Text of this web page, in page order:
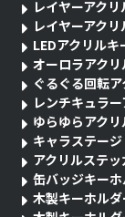
レイヤーアク
レイヤーアク
LEDアクリルキ
オーロラアク
ぐるぐる回転
レンチキュラ
ゆらゆらアク
キャラステージ
アクリルステッ
缶バッジキー
木製キーホルダ